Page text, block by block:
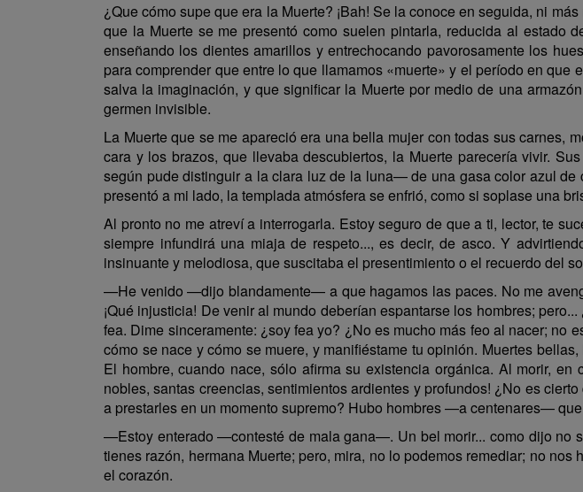
¿Que cómo supe que era la Muerte? ¡Bah! Se la conoce en seguida, ni
que la Muerte se me presentó como suelen pintarla, reducida al estado
enseñando los dientes amarillos y entrechocando pavorosamente los
para comprender que entre lo que llamamos «muerte» y el período en
salva la imaginación, y que significar la Muerte por medio de una
germen invisible.
La Muerte que se me apareció era una bella mujer con todas sus carnes,
cara y los brazos, que llevaba descubiertos, la Muerte parecería vivir.
según pude distinguir a la clara luz de la luna— de una gasa color azul
presentó a mi lado, la templada atmósfera se enfrió, como si soplase una
Al pronto no me atreví a interrogarla. Estoy seguro de que a ti, lector, te
siempre infundirá una miaja de respeto..., es decir, de asco. Y
insinuante y melodiosa, que suscitaba el presentimiento o el recuerdo del
—He venido —dijo blandamente— a que hagamos las paces. No me
¡Qué injusticia! De venir al mundo deberían espantarse los hombres;
fea. Dime sinceramente: ¿soy fea yo? ¿No es mucho más feo al nacer;
cómo se nace y cómo se muere, y manifiéstame tu opinión. Muertes
El hombre, cuando nace, sólo afirma su existencia orgánica. Al morir,
nobles, santas creencias, sentimientos ardientes y profundos! ¿No es
a prestarles en un momento supremo? Hubo hombres —a centenares—
—Estoy enterado —contesté de mala gana—. Un bel morir... como dijo no
tienes razón, hermana Muerte; pero, mira, no lo podemos remediar; no
el corazón.